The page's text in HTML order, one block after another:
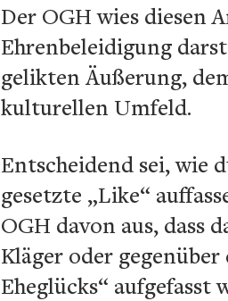
Der OGH wies diesen
Ehrenbeleidigung
gelikten Äußerung,
kulturellen Umfeld.
Entscheidend sei, wie
gesetzte „Like“
OGH davon aus, dass
Kläger oder
Eheglücks“ aufgefasst